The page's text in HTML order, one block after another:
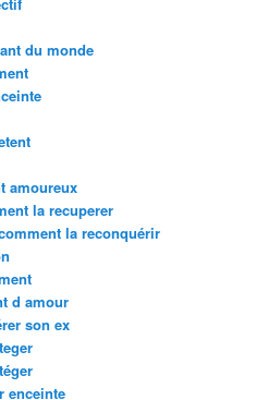
du monde
amoureux
la recuperer
la reconquérir
d amour
son ex
enceinte